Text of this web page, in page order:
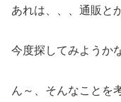
あれは、、、通販と
今度探してみようか
ん～、そんなことを